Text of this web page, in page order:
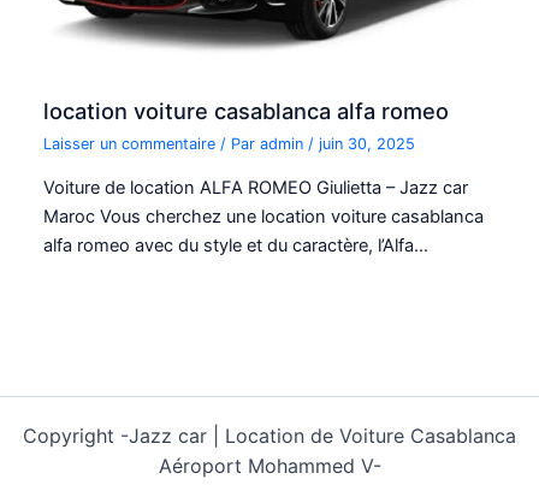
location voiture casablanca alfa romeo
Laisser un commentaire / Paradmin /juin 30, 2025
Voiture de location ALFA ROMEO Giulietta – Jazz car
Maroc Vous cherchez une location voiture casablanca
alfa romeo avec du style et du caractère, l’Alfa…
Copyright -Jazz car | Location de Voiture Casablanca
Aéroport Mohammed V-